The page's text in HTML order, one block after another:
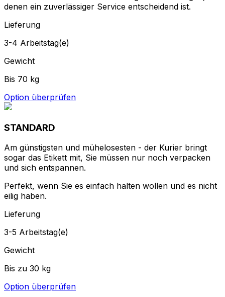
Option überprüfen
STANDARD
Am günstigsten und mühelosesten - der Kurier bringt
sogar das Etikett mit, Sie müssen nur noch verpacken
Perfekt, wenn Sie es einfach halten wollen und es nicht
Lieferung
3-5 Arbeitstag(e)
Gewicht
Bis zu 30 kg
Suchen Sie nach weiteren
Entdecken Sie unser komplettes Angebot an Lösungen
VERSANDPREISE VON Italien NACH Ungarn